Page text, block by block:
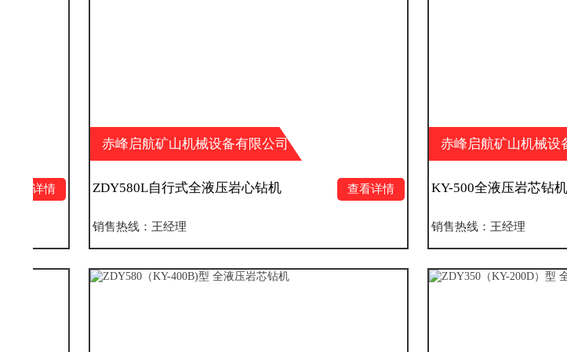
赤峰启航矿山机械设备有限公司
ZDY580L自行式全液压岩心钻机
销售热线：王经理
赤峰启航矿山机械设备有限公司
KY-500全液压岩芯钻机
销售热线：王经理